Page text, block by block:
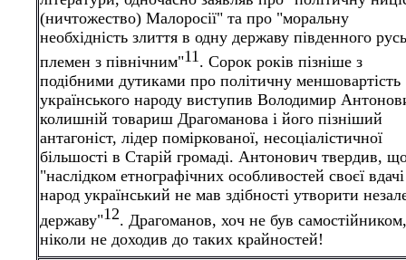
(ничтожество) Малоросії" та про "моральну
необхідність злиття в одну державу південного
племен з північним"11 . Сорок років пізніше з
подібними дутиками про політичну меншовартість
українського народу виступив Володимир
колишній товариш Драгоманова і його пізніший
антагоніст, лідер поміркованої, несоціалістичної
більшості в Старій громаді. Антонович твердив,
"наслідком етнографічних особливостей своєї вдачі
народ український не мав здібності утворити
державу"12. Драгоманов, хоч не був самостійником,
ніколи не доходив до таких крайностей!